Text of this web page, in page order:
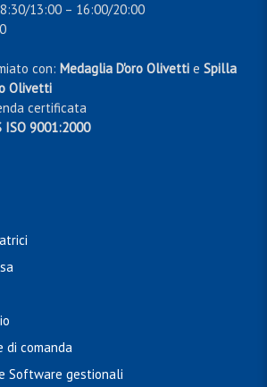
13:00 – 16:00/20:00
con: Medaglia D'oro Olivetti e Spilla
Olivetti
certificata
ISO 9001:2000
di comanda
Software gestionali